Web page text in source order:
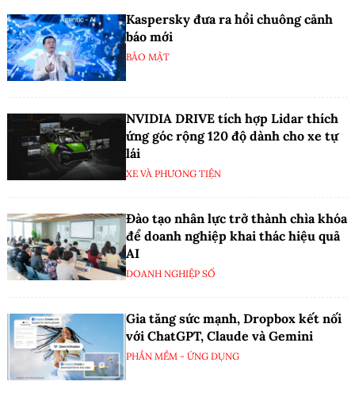
Kaspersky đưa ra hồi chuông cảnh
báo mới
BẢO MẬT
NVIDIA DRIVE tích hợp Lidar thích
ứng góc rộng 120 độ dành cho xe tự
lái
XE VÀ PHƯƠNG TIỆN
Đào tạo nhân lực trở thành chìa khóa
để doanh nghiệp khai thác hiệu quả
AI
DOANH NGHIỆP SỐ
Gia tăng sức mạnh, Dropbox kết nối
với ChatGPT, Claude và Gemini
PHẦN MỀM - ỨNG DỤNG